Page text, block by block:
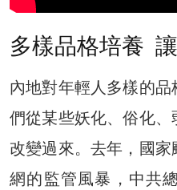
多樣品格培養
內地對年輕人多樣的
們從某些妖化、俗化
改變過來。去年，國
網的監管風暴，中共